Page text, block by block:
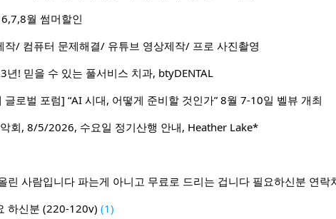
월 썸머할인
작/ 컴퓨터 문제해결/ 유튜브 영상제작/ 프로 사진촬영
년! 믿을 수 있는 풀서비스 치과, btyDENTAL
로벌 포럼] “AI 시대, 어떻게 준비할 것인가” 8월 7-10일 벨뷰 개최
회, 8/5/2026, 수요일 정기산행 안내, Heather Lake*
린 사람입니다 파는게 아니고 무료로 드리는 겁니다 필요하신분 연락
하신분 (220-120v) (1)